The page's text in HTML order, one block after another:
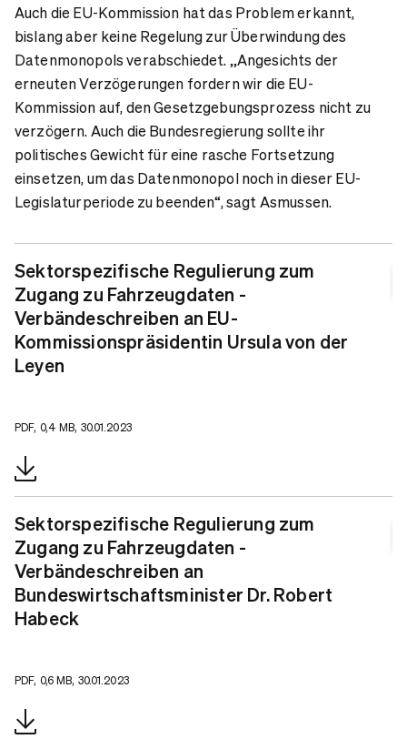
Auch die EU-Kommission hat das Problem erkannt,
bislang aber keine Regelung zur Überwindung des
Datenmonopols verabschiedet. „Angesichts der
erneuten Verzögerungen fordern wir die EU-
Kommission auf, den Gesetzgebungsprozess nicht zu
verzögern. Auch die Bundesregierung sollte ihr
politisches Gewicht für eine rasche Fortsetzung
einsetzen, um das Datenmonopol noch in dieser EU-
Legislaturperiode zu beenden“, sagt Asmussen.
Sektorspezifische Regulierung zum
Zugang zu Fahrzeugdaten -
Verbändeschreiben an EU-
Kommissionspräsidentin Ursula von der
Leyen
PDF, 0,4 MB, 30.01.2023
Sektorspezifische Regulierung zum
Zugang zu Fahrzeugdaten -
Verbändeschreiben an
Bundeswirtschaftsminister Dr. Robert
Habeck
PDF, 0,6 MB, 30.01.2023